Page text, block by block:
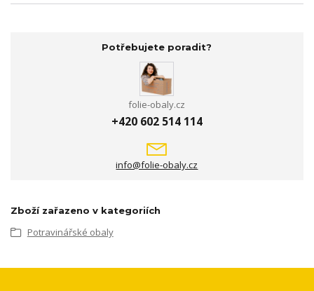
Potřebujete poradit?
folie-obaly.cz
+420 602 514 114
info@folie-obaly.cz
Zboží zařazeno v kategoriích
Potravinářské obaly